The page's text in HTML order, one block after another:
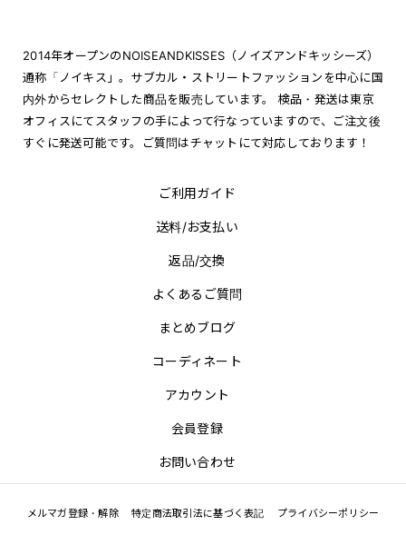
2014年オープンのNOISEANDKISSES（ノイズアンドキッシーズ）
通称「ノイキス」。サブカル・ストリートファッションを中心に国
内外からセレクトした商品を販売しています。 検品・発送は東京
オフィスにてスタッフの手によって行なっていますので、ご注文後
すぐに発送可能です。ご質問はチャットにて対応しております！
ご利用ガイド
送料/お支払い
返品/交換
よくあるご質問
まとめブログ
コーディネート
アカウント
会員登録
お問い合わせ
メルマガ登録・解除 特定商法取引法に基づく表記 プライバシーポリシー